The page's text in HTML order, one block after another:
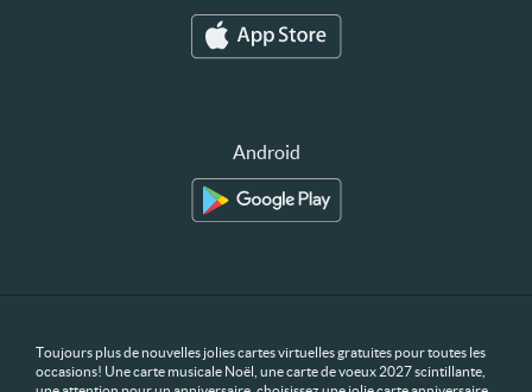
Android
Toujours plus de nouvelles jolies cartes virtuelles gratuites pour toutes les
occasions! Une carte musicale Noël, une carte de voeux 2027 scintillante,